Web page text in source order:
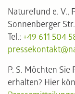
Naturefund e. V.,
Sonnenberger
Tel.: +49 611 504
P. S. Möchten
erhalten? Hier